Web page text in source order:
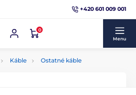
+420 601 009 001
0
Menu
Káble Ostatné káble